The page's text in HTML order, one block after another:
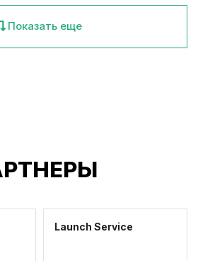
Показать еще
Launch Service